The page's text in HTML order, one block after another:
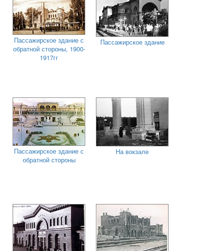
Пассажирское здание с
обратной стороны, 1900-
1917гг
Пассажирское здание
Пассажирское здание с
обратной стороны
На вокзале